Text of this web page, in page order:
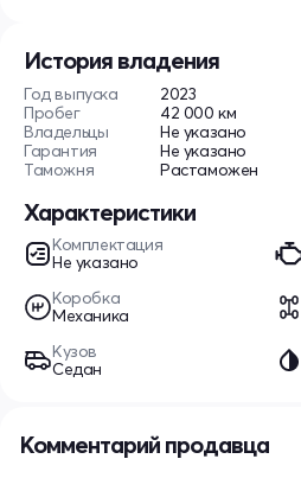
История владения
Год выпуска
2023
Пробег
42 000 км
Владельцы
Не указано
Гарантия
Не указано
Таможня
Растаможен
Характеристики
Комплектация
Не указано
Коробка
Механика
Кузов
Седан
Комментарий продавца